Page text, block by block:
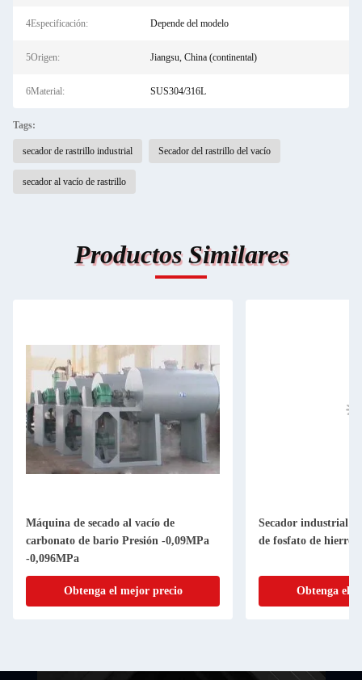
4Especificación: Depende del modelo
5Origen: Jiangsu, China (continental)
6Material: SUS304/316L
Tags:
secador de rastrillo industrial Secador del rastrillo del vacío
secador al vacío de rastrillo
Productos Similares
Máquina de secado al vacío de
carbonato de bario Presión -0,09MPa
-0,096MPa
Obtenga el mejor precio
Secador industrial
de fosfato de hierro
Obtenga el